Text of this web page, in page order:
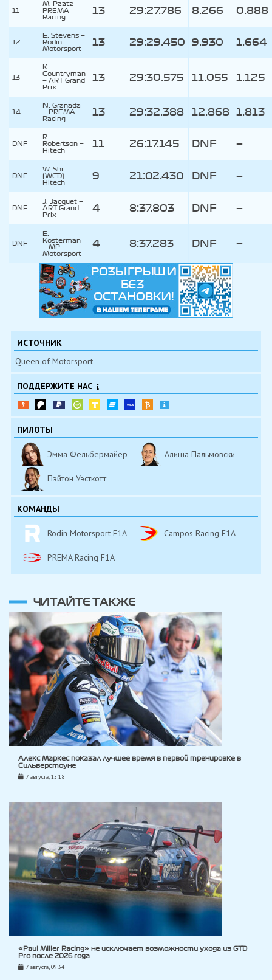
M. Paatz —
PREMA
Racing
13 29:27.786 8.266 0.888
12
E. Stevens —
Rodin
Motorsport
13 29:29.450 9.930 1.664
13
K.
Countryman
— ART Grand
Prix
13 29:30.575 11.055 1.125
14
N. Granada
— PREMA
Racing
13 29:32.388 12.868 1.813
DNF
R.
Robertson —
Hitech
11 26:17.145 DNF —
DNF
W. Shi
(WCD) —
Hitech
9 21:02.430 DNF —
DNF
J. Jacquet —
ART Grand
Prix
4 8:37.803 DNF —
DNF
E.
Kosterman
— MP
Motorsport
4 8:37.283 DNF —
ИСТОЧНИК
Queen of Motorsport
ПОДДЕРЖИТЕ НАС
ПИЛОТЫ
Эмма Фельбермайер Алиша Пальмовски
Пэйтон Уэсткотт
КОМАНДЫ
Rodin Motorsport F1A Campos Racing F1A
PREMA Racing F1A
ЧИТАЙТЕ ТАКЖЕ
Алекс Маркес показал лучшее время в первой тренировке в
Сильверстоуне
7 августа, 15:18
«Paul Miller Racing» не исключает возможности ухода из GTD
Pro после 2026 года
7 августа, 09:34